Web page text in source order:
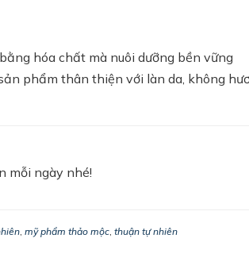
hóa chất mà nuôi dưỡng bền vững
phẩm thân thiện với làn da, không
mỗi ngày nhé!
, mỹ phẩm thảo mộc, thuận tự nhiên